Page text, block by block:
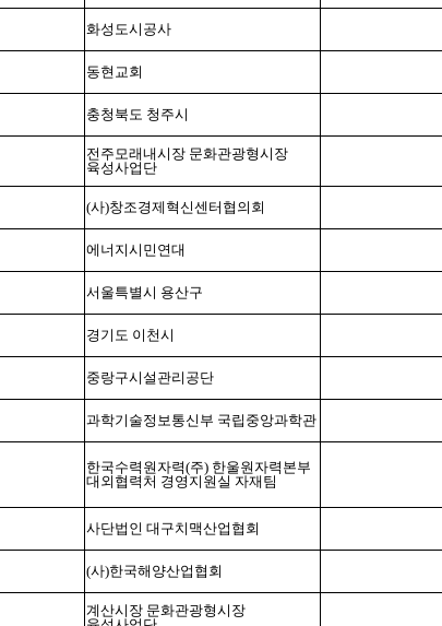
화성도시공사
동현교회
충청북도 청주시
전주모래내시장 문화관광형시장
육성사업단
(사)창조경제혁신센터협의회
에너지시민연대
서울특별시 용산구
경기도 이천시
중랑구시설관리공단
과학기술정보통신부 국립중앙과학관
한국수력원자력(주) 한울원자력본부
대외협력처 경영지원실 자재팀
사단법인 대구치맥산업협회
(사)한국해양산업협회
계산시장 문화관광형시장